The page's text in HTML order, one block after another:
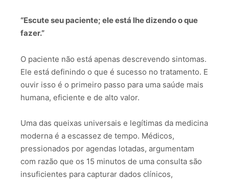
“Escute seu paciente; ele está lhe dizendo o que
fazer.”
O paciente não está apenas descrevendo sintomas.
Ele está definindo o que é sucesso no tratamento. E
ouvir isso é o primeiro passo para uma saúde mais
humana, eficiente e de alto valor.
Uma das queixas universais e legítimas da medicina
moderna é a escassez de tempo. Médicos,
pressionados por agendas lotadas, argumentam
com razão que os 15 minutos de uma consulta são
insuficientes para capturar dados clínicos,